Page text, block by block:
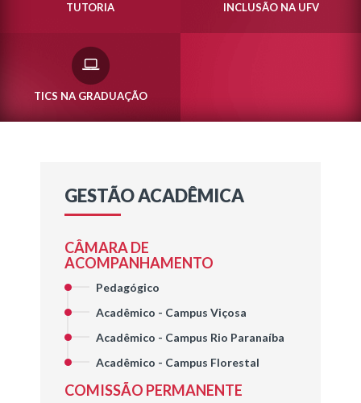
TUTORIA INCLUSÃO NA UFV
TICS NA GRADUAÇÃO
GESTÃO ACADÊMICA
CÂMARA DE
ACOMPANHAMENTO
Pedagógico
Acadêmico - Campus Viçosa
Acadêmico - Campus Rio Paranaíba
Acadêmico - Campus Florestal
COMISSÃO PERMANENTE